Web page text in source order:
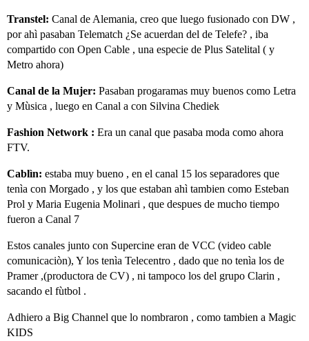
Transtel: Canal de Alemania, creo que luego fusionado con DW ,
por ahì pasaban Telematch ¿Se acuerdan del de Telefe? , iba
compartido con Open Cable , una especie de Plus Satelital ( y
Metro ahora)
Canal de la Mujer: Pasaban progaramas muy buenos como Letra
y Mùsica , luego en Canal a con Silvina Chediek
Fashion Network : Era un canal que pasaba moda como ahora
FTV.
Cablìn: estaba muy bueno , en el canal 15 los separadores que
tenìa con Morgado , y los que estaban ahì tambien como Esteban
Prol y Maria Eugenia Molinari , que despues de mucho tiempo
fueron a Canal 7
Estos canales junto con Supercine eran de VCC (video cable
comunicaciòn), Y los tenìa Telecentro , dado que no tenìa los de
Pramer ,(productora de CV) , ni tampoco los del grupo Clarin ,
sacando el fùtbol .
Adhiero a Big Channel que lo nombraron , como tambien a Magic
KIDS